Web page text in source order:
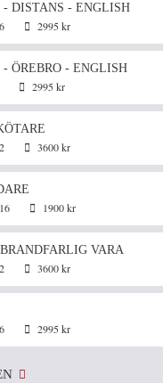
DISTANS - ENGLISH
2995 kr
ÖREBRO - ENGLISH
2995 kr
3600 kr
1900 kr
VARA
3600 kr
2995 kr